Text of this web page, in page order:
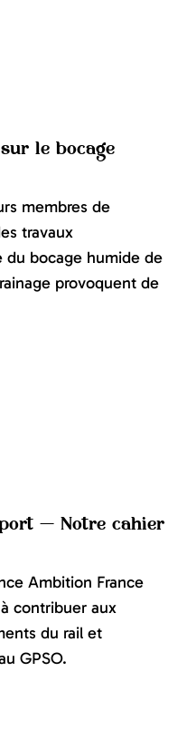
le bocage
membres de
travaux
du bocage humide de
provoquent de
— Notre cahier
Ambition France
contribuer aux
du rail et
GPSO.